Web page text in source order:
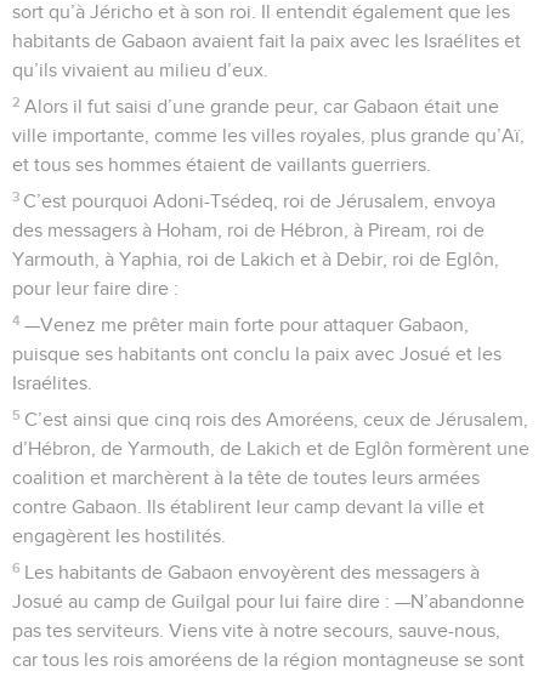
sort qu’à Jéricho et à son roi. Il entendit également que les
habitants de Gabaon avaient fait la paix avec les Israélites et
qu’ils vivaient au milieu d’eux.
2 Alors il fut saisi d’une grande peur, car Gabaon était une
ville importante, comme les villes royales, plus grande qu’Aï,
et tous ses hommes étaient de vaillants guerriers.
3 C’est pourquoi Adoni-Tsédeq, roi de Jérusalem, envoya
des messagers à Hoham, roi de Hébron, à Piream, roi de
Yarmouth, à Yaphia, roi de Lakich et à Debir, roi de Eglôn,
pour leur faire dire :
4 —Venez me prêter main forte pour attaquer Gabaon,
puisque ses habitants ont conclu la paix avec Josué et les
Israélites.
5 C’est ainsi que cinq rois des Amoréens, ceux de Jérusalem,
d’Hébron, de Yarmouth, de Lakich et de Eglôn formèrent une
coalition et marchèrent à la tête de toutes leurs armées
contre Gabaon. Ils établirent leur camp devant la ville et
engagèrent les hostilités.
6 Les habitants de Gabaon envoyèrent des messagers à
Josué au camp de Guilgal pour lui faire dire : —N’abandonne
pas tes serviteurs. Viens vite à notre secours, sauve-nous,
car tous les rois amoréens de la région montagneuse se sont